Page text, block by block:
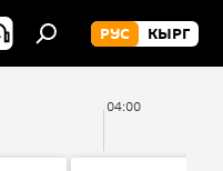
РУС КЫРГ
04:00